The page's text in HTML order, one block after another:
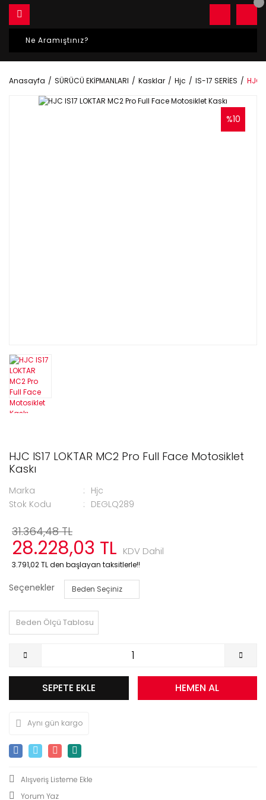
Anasayfa SÜRÜCÜ EKİPMANLARI Kasklar Hjc IS-17 SERİES HJC
%10
HJC IS17 LOKTAR MC2 Pro Full Face Motosiklet
Kaskı
Marka
Hjc
Stok Kodu
DEGLQ289
31.364,48 TL
28.228,03 TL KDV Dahil
3.791,02 TL den başlayan taksitlerle!!
Seçenekler
Beden Ölçü Tablosu
SEPETE EKLE HEMEN AL
Aynı gün kargo
Yorum Yaz